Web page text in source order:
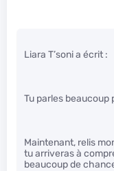
Liara T’soni a écrit :
Tu parles beaucoup
Maintenant, relis
tu arriveras à
beaucoup de